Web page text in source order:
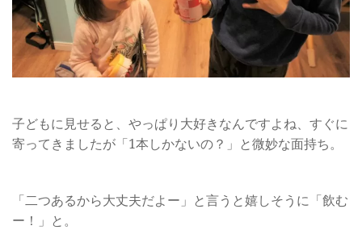
子どもに見せると、やっぱり大好きなんですよね、すぐに
寄ってきましたが「1本しかないの？」と微妙な面持ち。
「二つあるから大丈夫だよー」と言うと嬉しそうに「飲む
ー！」と。